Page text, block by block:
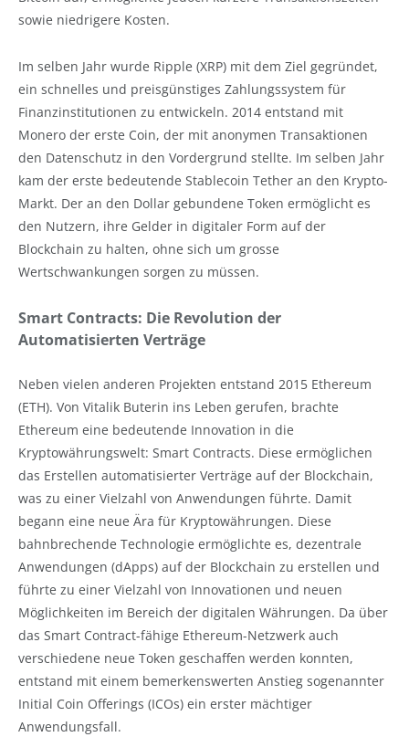
sowie niedrigere Kosten.
Im selben Jahr wurde Ripple (XRP) mit dem Ziel gegründet,
ein schnelles und preisgünstiges Zahlungssystem für
Finanzinstitutionen zu entwickeln. 2014 entstand mit
Monero der erste Coin, der mit anonymen Transaktionen
den Datenschutz in den Vordergrund stellte. Im selben Jahr
kam der erste bedeutende Stablecoin Tether an den Krypto-
Markt. Der an den Dollar gebundene Token ermöglicht es
den Nutzern, ihre Gelder in digitaler Form auf der
Blockchain zu halten, ohne sich um grosse
Wertschwankungen sorgen zu müssen.
Smart Contracts: Die Revolution der
Automatisierten Verträge
Neben vielen anderen Projekten entstand 2015 Ethereum
(ETH). Von Vitalik Buterin ins Leben gerufen, brachte
Ethereum eine bedeutende Innovation in die
Kryptowährungswelt: Smart Contracts. Diese ermöglichen
das Erstellen automatisierter Verträge auf der Blockchain,
was zu einer Vielzahl von Anwendungen führte. Damit
begann eine neue Ära für Kryptowährungen. Diese
bahnbrechende Technologie ermöglichte es, dezentrale
Anwendungen (dApps) auf der Blockchain zu erstellen und
führte zu einer Vielzahl von Innovationen und neuen
Möglichkeiten im Bereich der digitalen Währungen. Da über
das Smart Contract-fähige Ethereum-Netzwerk auch
verschiedene neue Token geschaffen werden konnten,
entstand mit einem bemerkenswerten Anstieg sogenannter
Initial Coin Offerings (ICOs) ein erster mächtiger
Anwendungsfall.